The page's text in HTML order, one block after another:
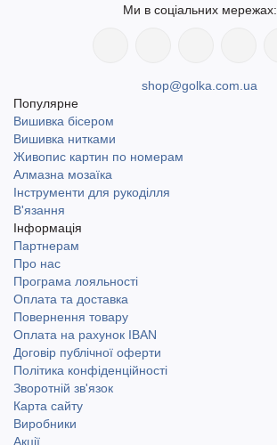
Ми в соціальних мережах:
shop@golka.com.ua
Популярне
Вишивка бісером
Вишивка нитками
Живопис картин по номерам
Алмазна мозаїка
Інструменти для рукоділля
В'язання
Інформація
Партнерам
Про нас
Програма лояльності
Оплата та доставка
Повернення товару
Оплата на рахунок IBAN
Договір публічної оферти
Політика конфіденційності
Зворотній зв'язок
Карта сайту
Виробники
Акції